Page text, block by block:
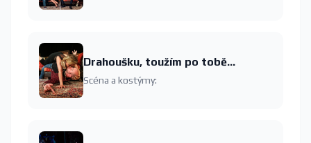
Drahoušku, toužím po tobě...
Scéna a kostýmy: